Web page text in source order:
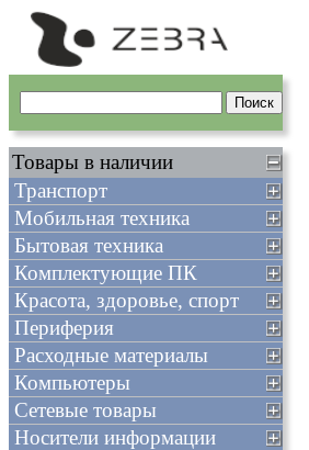
Товары в наличии
Транспорт
Мобильная техника
Бытовая техника
Комплектующие ПК
Красота, здоровье, спорт
Периферия
Расходные материалы
Компьютеры
Сетевые товары
Носители информации